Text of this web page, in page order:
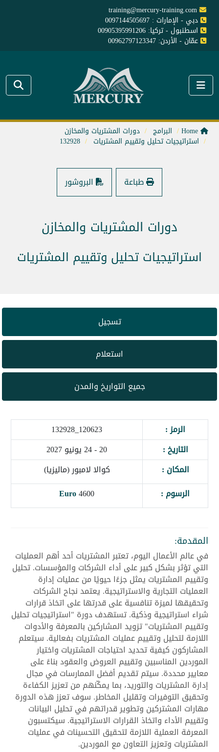
training@mercury-training.com
دبي - الإمارات : 0097144505697
اسطنبول - تركيا: 00905395991206
عمّان - الأردن: 00962797123347
البرامج دورات المشتريات والمخازن
استراتيجيات تحليل وتقييم المشتريات 132928
طباعة البروشور
دورات المشتريات والمخازن
استراتيجيات تحليل وتقييم المشتريات
تسجيل
استعلام
جميع التواريخ والمدن
الرمز :
120623_132928
التاريخ :
20 - 24 يونيو 2027
المكان :
كوالا لامبور (ماليزيا)
الرسوم :
4600
Euro
المقدمة:
في عالم الأعمال اليوم، تعتبر المشتريات أحد أهم العمليات
التي تؤثر بشكل كبير على أداء الشركات والمؤسسات. تحليل
وتقييم المشتريات يمثل جزءًا حيويًا من عمليات إدارة
العمليات التجارية والاستراتيجية. يعتمد نجاح الشركات
وتحقيقها لميزة تنافسية على قدرتها على اتخاذ قرارات
شراء استراتيجية وذكية. تستهدف دورة "استراتيجيات تحليل
وتقييم المشتريات" تزويد المشاركين بالمعرفة والأدوات
اللازمة لتحليل وتقييم عمليات المشتريات بفعالية. سيتعلم
المشاركون كيفية تحديد احتياجات المشتريات واختيار
الموردين المناسبين وتقييم العروض والعقود بناءً على
معايير محددة. سيتم تقديم أفضل الممارسات في مجال
إدارة المشتريات والتوريد، بما يمكّنهم من تعزيز الكفاءة
وتحقيق التوفيرات وتقليل المخاطر. سوف تعزز هذه الدورة
مهارات المشتركين وتطوير قدراتهم في تحليل البيانات
وتقييم الأداء واتخاذ القرارات الاستراتيجية. سيكتسبون
المعرفة العملية اللازمة لتحقيق التحسينات في عمليات
المشتريات وتعزيز التعاون مع الموردين.